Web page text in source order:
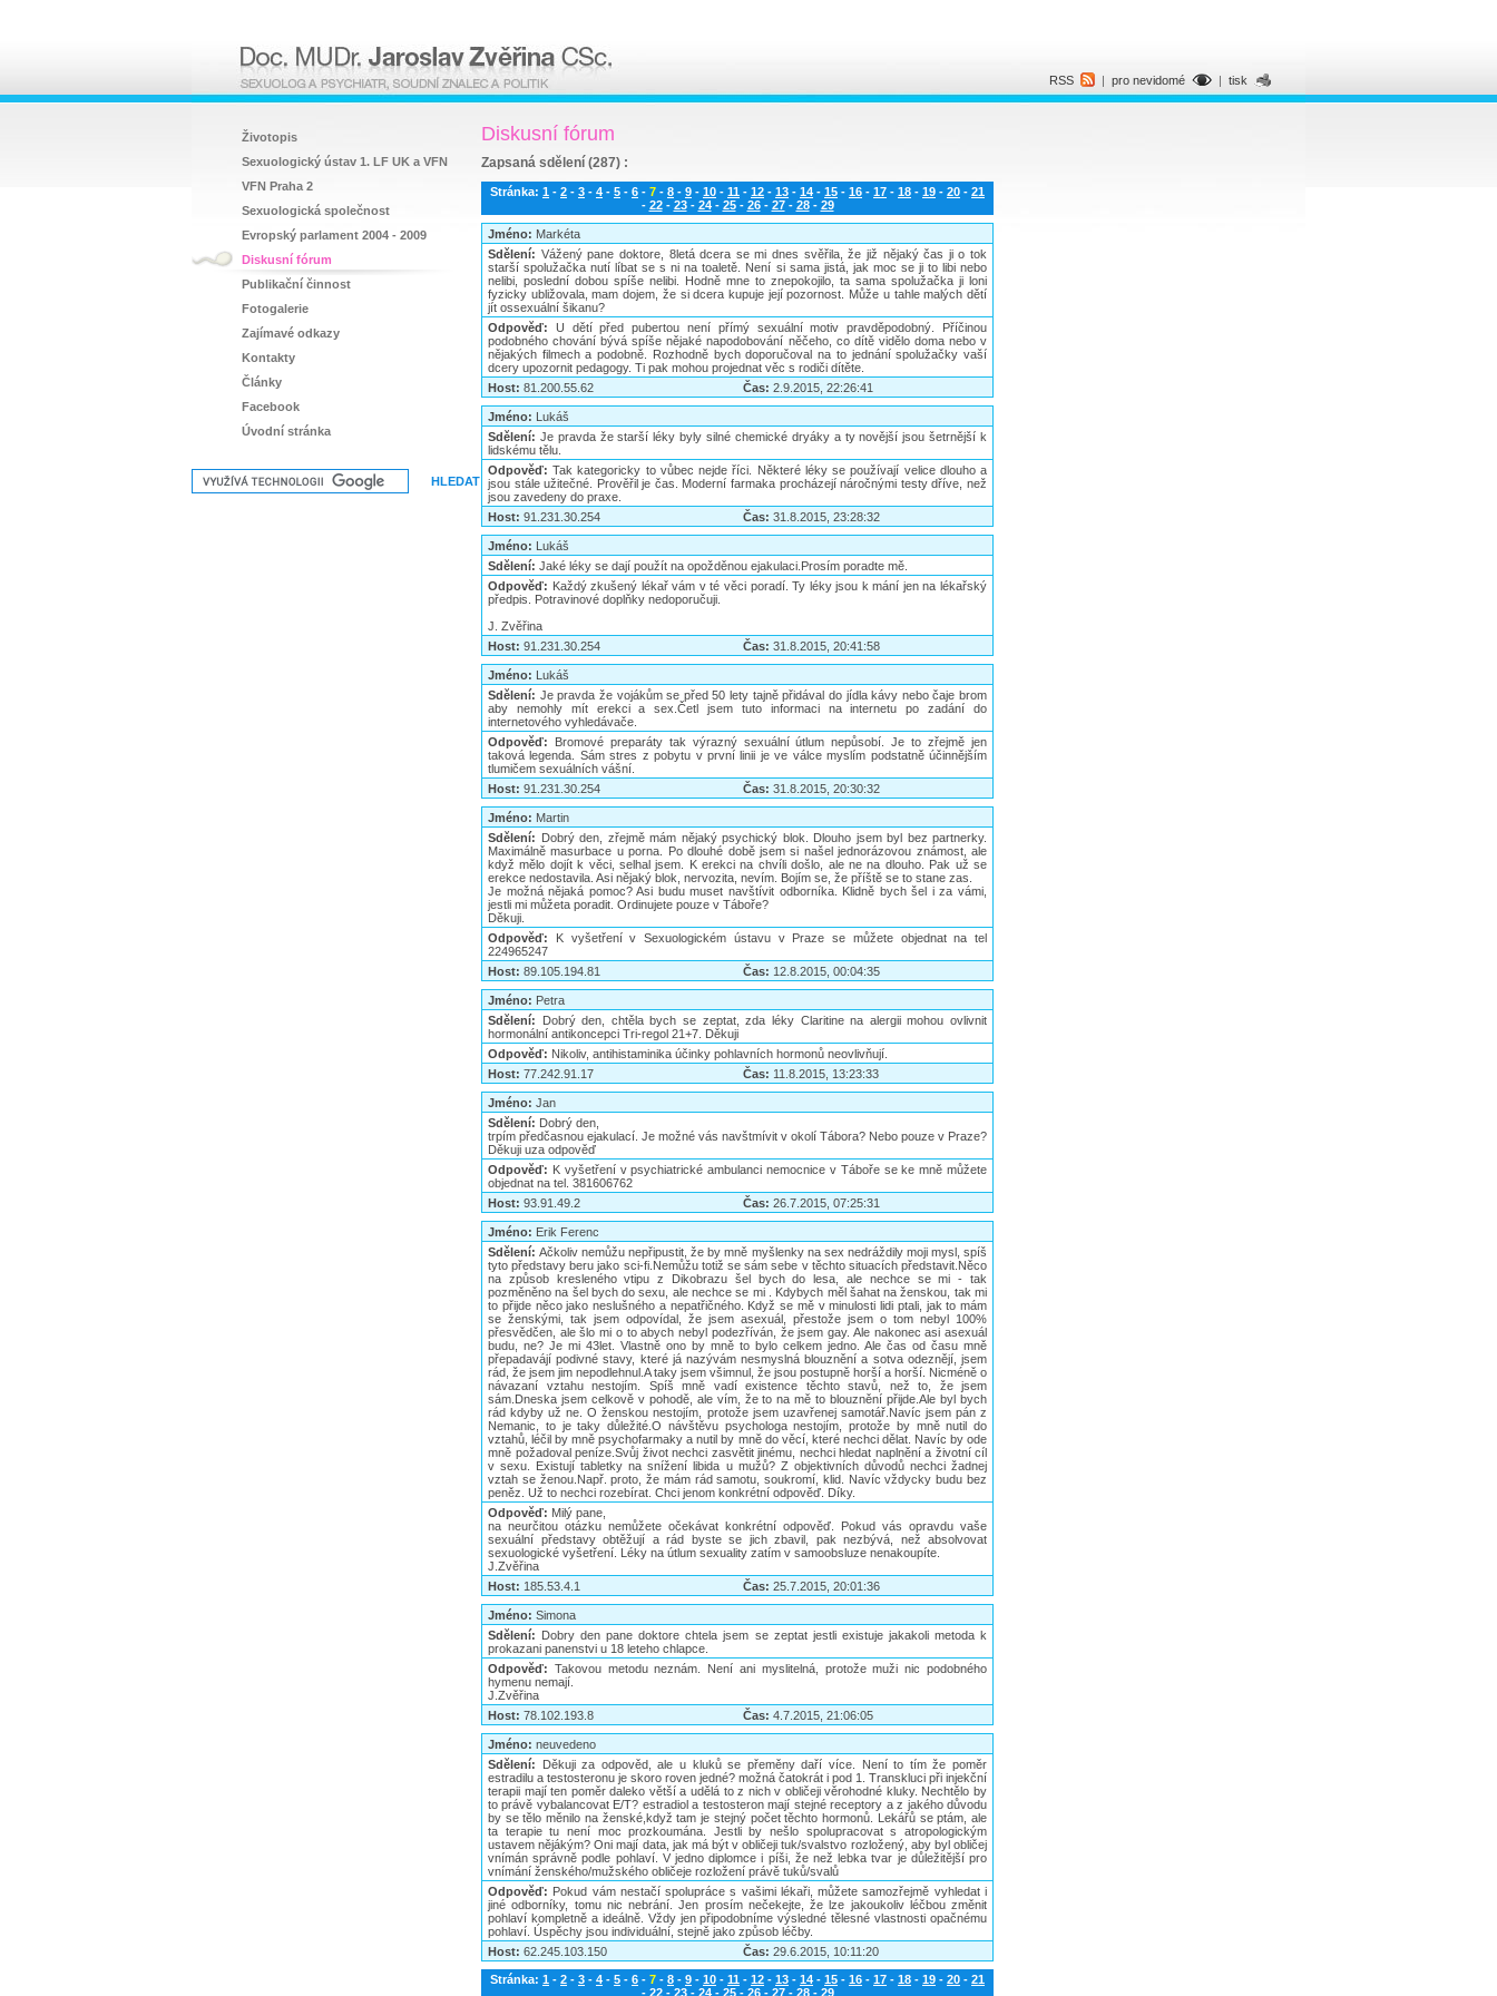
Diskusní fórum
Zapsaná sdělení (287) :
Stránka: 1 - 2 - 3 - 4 - 5 - 6 - 7 - 8 - 9 - 10 - 11 - 12 - 13 - 14 - 15 - 16 - 17 - 18 - 19 - 20 - 21
- 22- 23- 24- 25- 26- 27- 28- 29
Jméno: Markéta
Sdělení: Vážený pane doktore, 8letá dcera se mi dnes svěřila, že již nějaký čas ji o tok
starší spolužačka nutí líbat se s ni na toaletě. Není si sama jistá, jak moc se ji to libi nebo
nelibi, poslední dobou spíše nelibi. Hodně mne to znepokojilo, ta sama spolužačka ji loni
fyzicky ubližovala, mam dojem, že si dcera kupuje její pozornost. Může u tahle malých dětí
jít ossexuální šikanu?
Odpověď: U dětí před pubertou není přímý sexuální motiv pravděpodobný. Příčinou
podobného chování bývá spíše nějaké napodobování něčeho, co dítě vidělo doma nebo v
nějakých filmech a podobně. Rozhodně bych doporučoval na to jednání spolužačky vaší
dcery upozornit pedagogy. Ti pak mohou projednat věc s rodiči dítěte.
Host: 81.200.55.62 Čas: 2.9.2015, 22:26:41
Jméno: Lukáš
Sdělení: Je pravda že starší léky byly silné chemické dryáky a ty novější jsou šetrnější k
lidskému tělu.
Odpověď:Tak kategoricky to vůbec nejde říci. Některé léky se používají velice dlouho a
jsou stále užitečné. Prověřil je čas. Moderní farmaka procházejí náročnými testy dříve, než
jsou zavedeny do praxe.
Host: 91.231.30.254 Čas: 31.8.2015, 23:28:32
Jméno: Lukáš
Sdělení: Jaké léky se dají použít na opožděnou ejakulaci.Prosím poradte mě.
Odpověď: Každý zkušený lékař vám v té věci poradí. Ty léky jsou k mání jen na lékařský
předpis. Potravinové doplňky nedoporučuji.
J. Zvěřina
Host: 91.231.30.254 Čas: 31.8.2015, 20:41:58
Jméno: Lukáš
Sdělení: Je pravda že vojákům se před 50 lety tajně přidával do jídla kávy nebo čaje brom
aby nemohly mít erekci a sex.Četl jsem tuto informaci na internetu po zadání do
internetového vyhledávače.
Odpověď: Bromové preparáty tak výrazný sexuální útlum nepůsobí. Je to zřejmě jen
taková legenda. Sám stres z pobytu v první linii je ve válce myslím podstatně účinnějším
tlumičem sexuálních vášní.
Host: 91.231.30.254 Čas: 31.8.2015, 20:30:32
Jméno: Martin
Sdělení: Dobrý den, zřejmě mám nějaký psychický blok. Dlouho jsem byl bez partnerky.
Maximálně masurbace u porna. Po dlouhé době jsem si našel jednorázovou známost, ale
když mělo dojít k věci, selhal jsem. K erekci na chvíli došlo, ale ne na dlouho. Pak už se
erekce nedostavila. Asi nějaký blok, nervozita, nevím. Bojím se, že příště se to stane zas.
Je možná nějaká pomoc? Asi budu muset navštívit odborníka. Klidně bych šel i za vámi,
jestli mi můžeta poradit. Ordinujete pouze v Táboře?
Děkuji.
Odpověď:
K vyšetření v Sexuologickém ústavu v Praze se můžete objednat na tel
224965247
Host: 89.105.194.81 Čas: 12.8.2015, 00:04:35
Jméno: Petra
Sdělení:
Dobrý den, chtěla bych se zeptat, zda léky Claritine na alergii mohou ovlivnit
hormonální antikoncepci Tri-regol 21+7. Děkuji
Odpověď: Nikoliv, antihistaminika účinky pohlavních hormonů neovlivňují.
Host: 77.242.91.17 Čas: 11.8.2015, 13:23:33
Jméno: Jan
Sdělení: Dobrý den,
trpím předčasnou ejakulací. Je možné vás navštmívit v okolí Tábora? Nebo pouze v Praze?
Děkuji uza odpověď
Odpověď: K vyšetření v psychiatrické ambulanci nemocnice v Táboře se ke mně můžete
objednat na tel. 381606762
Host: 93.91.49.2 Čas: 26.7.2015, 07:25:31
Jméno: Erik Ferenc
Sdělení:Ačkoliv nemůžu nepřipustit, že by mně myšlenky na sex nedráždily moji mysl, spíš
tyto představy beru jako sci-fi.Nemůžu totiž se sám sebe v těchto situacích představit.Něco
na způsob kresleného vtipu z Dikobrazu šel bych do lesa, ale nechce se mi - tak
pozměněno na šel bych do sexu, ale nechce se mi . Kdybych měl šahat na ženskou, tak mi
to přijde něco jako neslušného a nepatřičného. Když se mě v minulosti lidi ptali, jak to mám
se ženskými, tak jsem odpovídal, že jsem asexuál, přestože jsem o tom nebyl 100%
přesvědčen, ale šlo mi o to abych nebyl podezříván, že jsem gay. Ale nakonec asi asexuál
budu, ne? Je mi 43let. Vlastně ono by mně to bylo celkem jedno. Ale čas od času mně
přepadavájí podivné stavy, které já nazývám nesmyslná blouznění a sotva odeznějí, jsem
rád, že jsem jim nepodlehnul.A taky jsem všimnul, že jsou postupně horší a horší. Nicméně o
návazaní vztahu nestojím. Spíš mně vadí existence těchto stavů, než to, že jsem
sám.Dneska jsem celkově v pohodě, ale vím, že to na mě to blouznění přijde.Ale byl bych
rád kdyby už ne. O ženskou nestojím, protože jsem uzavřenej samotář.Navíc jsem pán z
Nemanic, to je taky důležité.O návštěvu psychologa nestojím, protože by mně nutil do
vztahů, léčil by mně psychofarmaky a nutil by mně do věcí, které nechci dělat. Navíc by ode
mně požadoval peníze.Svůj život nechci zasvětit jinému, nechci hledat naplnění a životní cíl
v sexu. Existují tabletky na snížení libida u mužů? Z objektivních důvodů nechci žadnej
vztah se ženou.Např. proto, že mám rád samotu, soukromí, klid. Navíc vždycky budu bez
peněz. Už to nechci rozebírat. Chci jenom konkrétní odpověď. Díky.
Odpověď: Milý pane,
na neurčitou otázku nemůžete očekávat konkrétní odpověď. Pokud vás opravdu vaše
sexuální představy obtěžují a rád byste se jich zbavil, pak nezbývá, než absolvovat
sexuologické vyšetření. Léky na útlum sexuality zatím v samoobsluze nenakoupíte.
J.Zvěřina
Host: 185.53.4.1 Čas: 25.7.2015, 20:01:36
Jméno: Simona
Sdělení: Dobry den pane doktore chtela jsem se zeptat jestli existuje jakakoli metoda k
prokazani panenstvi u 18 leteho chlapce.
Odpověď: Takovou metodu neznám. Není ani myslitelná, protože muži nic podobného
hymenu nemají.
J.Zvěřina
Host: 78.102.193.8 Čas: 4.7.2015, 21:06:05
Jméno: neuvedeno
Sdělení:
Děkuji za odpověd, ale u kluků se přeměny daří více. Není to tím že poměr
estradilu a testosteronu je skoro roven jedné? možná čatokrát i pod 1. Transkluci při injekční
terapii mají ten poměr daleko větší a udělá to z nich v obličeji věrohodné kluky. Nechtělo by
to právě vybalancovat E/T? estradiol a testosteron mají stejné receptory a z jakého důvodu
by se tělo měnilo na ženské,když tam je stejný počet těchto hormonů. Lekářů se ptám, ale
ta terapie tu není moc prozkoumána. Jestli by nešlo spolupracovat s atropologickým
ustavem nějákým? Oni mají data, jak má být v obličeji tuk/svalstvo rozložený, aby byl obličej
vnímán správně podle pohlaví. V jedno diplomce i píši, že než lebka tvar je důležitější pro
vnímání ženského/mužského obličeje rozložení právě tuků/svalů
Odpověď: Pokud vám nestačí spolupráce s vašimi lékaři, můžete samozřejmě vyhledat i
jiné odborníky, tomu nic nebrání. Jen prosím nečekejte, že lze jakoukoliv léčbou změnit
pohlaví kompletně a ideálně. Vždy jen připodobníme výsledné tělesné vlastnosti opačnému
pohlaví. Úspěchy jsou individuální, stejně jako způsob léčby.
Host: 62.245.103.150 Čas: 29.6.2015, 10:11:20
Stránka: 1 - 2 - 3 - 4 - 5 - 6 - 7 - 8 - 9 - 10 - 11 - 12 - 13 - 14 - 15 - 16 - 17 - 18 - 19 - 20 - 21
- 22- 23- 24- 25- 26- 27- 28- 29
RSS | pro nevidomé | tisk
Životopis
Sexuologický ústav 1. LF UK a VFN
VFN Praha 2
Sexuologická společnost
Evropský parlament 2004 - 2009
Diskusní fórum
Publikační činnost
Fotogalerie
Zajímavé odkazy
Kontakty
Články
Facebook
Úvodní stránka